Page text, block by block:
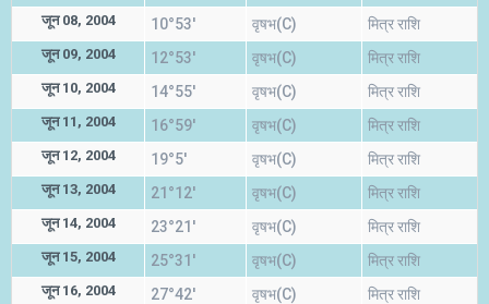
जून 08, 2004 10°53' वृषभ(C) मित्र राशि
जून 09, 2004 12°53' वृषभ(C) मित्र राशि
जून 10, 2004 14°55' वृषभ(C) मित्र राशि
जून 11, 2004 16°59' वृषभ(C) मित्र राशि
जून 12, 2004 19°5' वृषभ(C) मित्र राशि
जून 13, 2004 21°12' वृषभ(C) मित्र राशि
जून 14, 2004 23°21' वृषभ(C) मित्र राशि
जून 15, 2004 25°31' वृषभ(C) मित्र राशि
जून 16, 2004 27°42' वृषभ(C) मित्र राशि